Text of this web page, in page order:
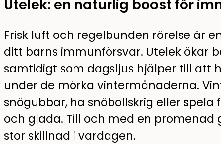
Utelek: en naturlig boost för
Frisk luft och regelbunden rörelse är
ditt barns immunförsvar. Utelek ökar
samtidigt som dagsljus hjälper till att
under de mörka vintermånaderna.
snögubbar, ha snöbollskrig eller
och glada. Till och med en promenad
stor skillnad i vardagen.